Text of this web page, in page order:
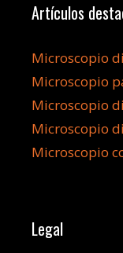
Artículos
Microscopio
Microscopio
Microscopio
Microscopio
Microscopio
Legal